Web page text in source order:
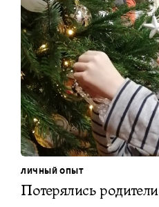
ЛИЧНЫЙ ОПЫТ
Потерялись родители